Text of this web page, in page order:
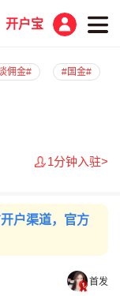
开户宝
佣金# #国金#
1分钟入驻>
户渠道，官方
首发